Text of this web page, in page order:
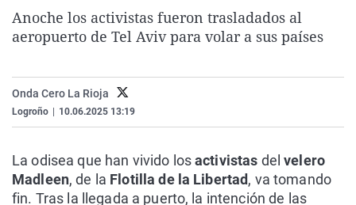
La rosa de los vientos
Gente viajera
Caso
Retornados
Extremadura
Galicia
País Vasco
Virales
Televisión
Anoche los activistas fueron trasladados al
aeropuerto de Tel Aviv para volar a sus países
Onda Cero La Rioja
Logroño 10.06.2025 13:19
La odisea que han vivido losactivistas delvelero
Madleen, de la Flotilla de la Libertad, va tomando
fin. Tras la llegada a puerto, la intención de las